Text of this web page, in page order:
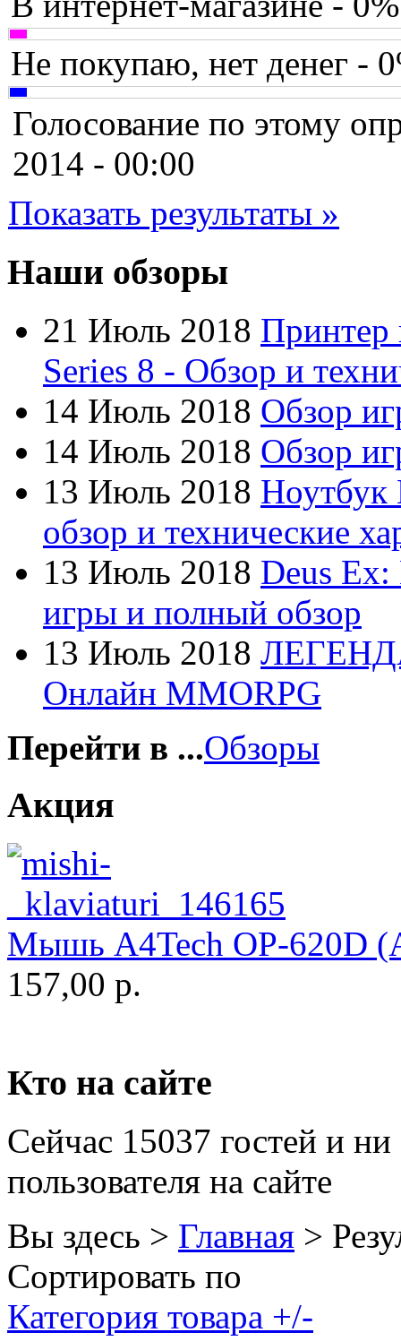
Cbr(1)
Chicony(1)
Codegen(2)
Cooler master(2)
Cube
Cyborg(8)
Datex(1)
(4)
Dell(6)
Dex
Everest
Firtech(2)
Flyper(1)
Foxconn
Fujitsu
G-cube(2)
Gelezka
Gembird(19)
Gemix(1)
Gigabyte
Globex
Goclever
Golden field(3)
Grand
Hp(16)
Hq-tech(1)
Htc
Htpc
Huawei
Ideazon(2)
Не покупаю, нет денег -
Голосование по этому
2014 - 00:00
Показать результаты »
Наши обзоры
21 Июль 2018 Принтер
Series 8 - Обзор и
14 Июль 2018 Обзор
14 Июль 2018 Обзор
13 Июль 2018 Ноутбук
обзор и технические
13 Июль 2018 Deus
игры и полный обзор
13 Июль 2018
Онлайн MMORPG
Перейти в ...Обзоры
Акция
Мышь A4Tech OP-620D
157,00 р.
Кто на сайте
Сейчас 15037 гостей и ни
пользователя на сайте
Вы здесь > Главная >
Сортировать по
Категория товара +/-